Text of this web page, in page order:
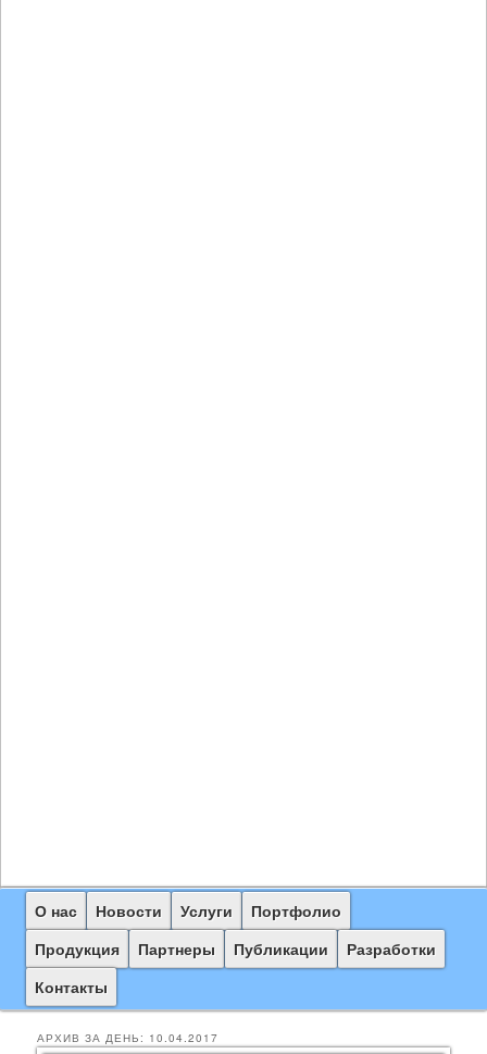
Главное
меню
Перейти
к
основному
содержимому
Перейти
к
дополнительному
содержимому
О нас Новости Услуги
Портфолио
Продукция
Партнеры Публикации
Разработки
Контакты
АРХИВ ЗА ДЕНЬ: 10.04.2017